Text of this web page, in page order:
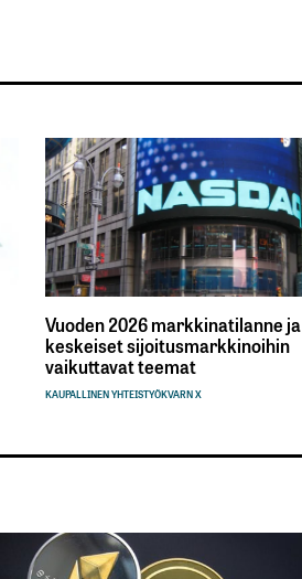
Vuoden 2026 markkinatilanne ja
keskeiset sijoitusmarkkinoihin
vaikuttavat teemat
KAUPALLINEN YHTEISTYÖKVARN X